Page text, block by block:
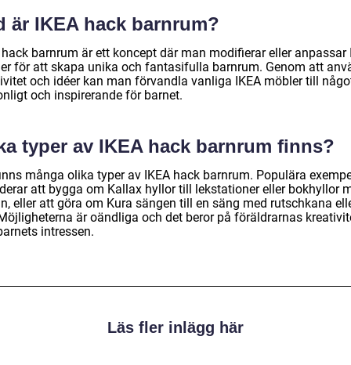
är IKEA hack barnrum?
hack barnrum är ett koncept där man modifierar eller anpassar
för att skapa unika och fantasifulla barnrum. Genom att
och idéer kan man förvandla vanliga IKEA möbler till
och inspirerande för barnet.
typer av IKEA hack barnrum finns?
många olika typer av IKEA hack barnrum. Populära
att bygga om Kallax hyllor till lekstationer eller bokhyllor
eller att göra om Kura sängen till en säng med rutschkana
är oändliga och det beror på föräldrarnas
intressen.
Läs fler inlägg här